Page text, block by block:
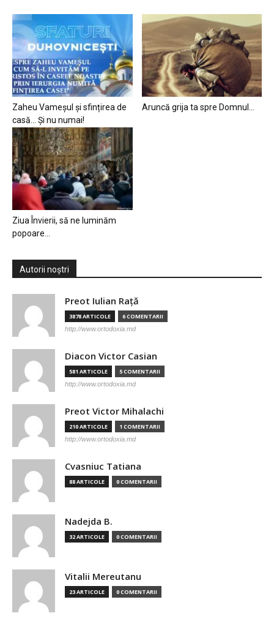
Zaheu Vameșul și sfințirea de
casă… Și nu numai!
Aruncă grija ta spre Domnul…
Ziua Învierii, să ne luminăm
popoare…
Autorii noștri
Preot Iulian Raţă
3878 ARTICOLE 6 COMENTARII
http://www.ortodoxia.md
Diacon Victor Casian
581 ARTICOLE 5 COMENTARII
http://www.ortodoxia.md
Preot Victor Mihalachi
210 ARTICOLE 1 COMENTARII
http://www.ortodoxia.md
Cvasniuc Tatiana
88 ARTICOLE 0 COMENTARII
Nadejda B.
32 ARTICOLE 0 COMENTARII
Vitalii Mereutanu
23 ARTICOLE 0 COMENTARII